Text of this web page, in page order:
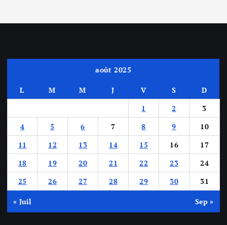
août 2025
L M M J V S
D
1
2
3
4
5 6 7 8 9
10
11
12 13 14 15 16
17
18
19 20 21 22 23
24
25
26 27 28 29 30 31
« Juil Sep »